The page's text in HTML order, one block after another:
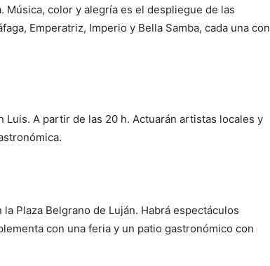
color y alegría es el despliegue de las
Emperatriz, Imperio y Bella Samba, cada una con
Luis. A partir de las 20 h. Actuarán artistas locales y
Plaza Belgrano de Luján. Habrá espectáculos
con una feria y un patio gastronómico con